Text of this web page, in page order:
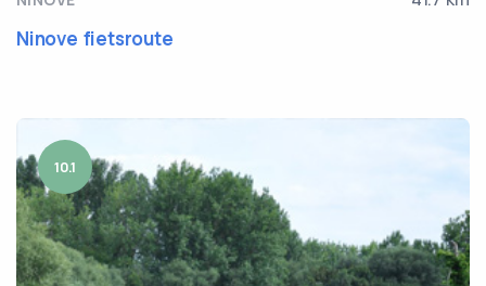
Ninove fietsroute
10.1